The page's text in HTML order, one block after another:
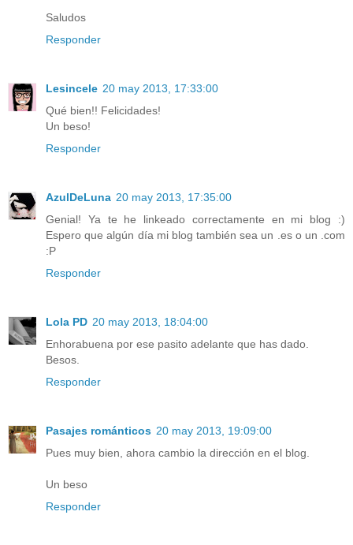
Saludos
Responder
Lesincele 20 may 2013, 17:33:00
Qué bien!! Felicidades!
Un beso!
Responder
AzulDeLuna 20 may 2013, 17:35:00
Genial! Ya te he linkeado correctamente en mi blog :)
Espero que algún día mi blog también sea un .es o un .com
:P
Responder
Lola PD 20 may 2013, 18:04:00
Enhorabuena por ese pasito adelante que has dado.
Besos.
Responder
Pasajes románticos 20 may 2013, 19:09:00
Pues muy bien, ahora cambio la dirección en el blog.
Un beso
Responder